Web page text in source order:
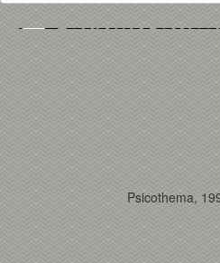
Psicothema,